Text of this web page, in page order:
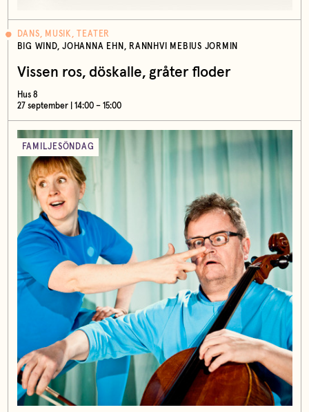
DANS, MUSIK, TEATER
BIG WIND, JOHANNA EHN, RANNHVI MEBIUS JORMIN
Vissen ros, döskalle, gråter floder
Hus 8
27 september | 14:00 – 15:00
FAMILJESÖNDAG